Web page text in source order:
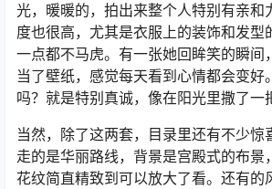
光，暖暖的，拍出来整个人特别有亲和
度也很高，尤其是衣服上的装饰和发型
一点都不马虎。有一张她回眸笑的瞬间
当了壁纸，感觉每天看到心情都会变好
吗？就是特别真诚，像在阳光里撒了一
当然，除了这两套，目录里还有不少惊
走的是华丽路线，背景是宫殿式的布景
花纹简直精致到可以放大了看。还有的